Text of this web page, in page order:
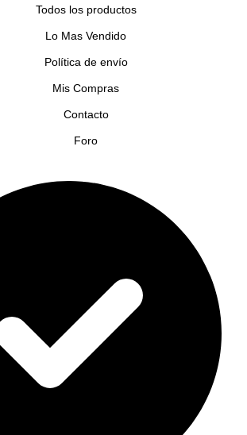
Todos los productos
Lo Mas Vendido
Política de envío
Mis Compras
Contacto
Foro